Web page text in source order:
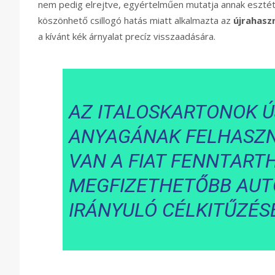
nem pedig elrejtve, egyértelműen mutatja annak
köszönhető csillogó hatás miatt alkalmazta az
a kívánt kék árnyalat precíz visszaadására.
AZ ITALOSKARTONOK
ANYAGÁNAK
VAN A FIAT
MEGFIZETHETŐBB
IRÁNYULÓ